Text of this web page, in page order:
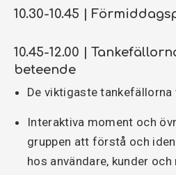
10.30-10.45 |
10.45-12.00 |
beteende
De viktigaste tankefällorna
Interaktiva moment och
gruppen att förstå och
hos användare, kunder